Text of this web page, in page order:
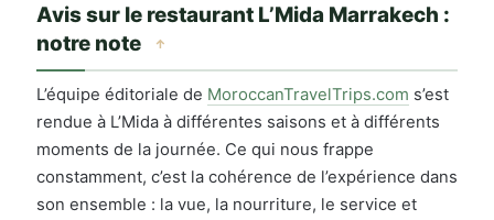
Avis sur le restaurant L’Mida Marrakech :
notre note
↑
L’équipe éditoriale de MoroccanTravelTrips.com s’est
rendue à L’Mida à différentes saisons et à différents
moments de la journée. Ce qui nous frappe
constamment, c’est la cohérence de l’expérience dans
son ensemble : la vue, la nourriture, le service et